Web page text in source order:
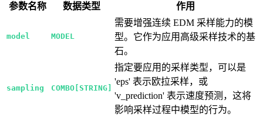
参数名称 数据类型 作用
model MODEL
需要增强连续 EDM 采样能力的模
型。它作为应用高级采样技术的基
石。
sampling COMBO[STRING]
指定要应用的采样类型，可以是
'eps' 表示欧拉采样，或
'v_prediction' 表示速度预测，这将
影响采样过程中模型的行为。